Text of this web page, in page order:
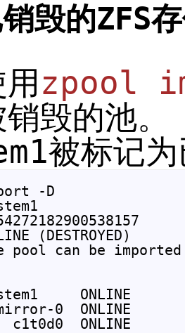
毁的ZFS
zpool
销毁的池
被标记为
-D
(DESTROYED)
pool can be
ONLINE
0  ONLINE
c1t0d0  ONLINE